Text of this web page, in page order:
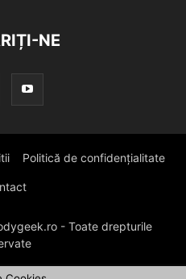
NE
Politică de confidențialitate
- Toate drepturile